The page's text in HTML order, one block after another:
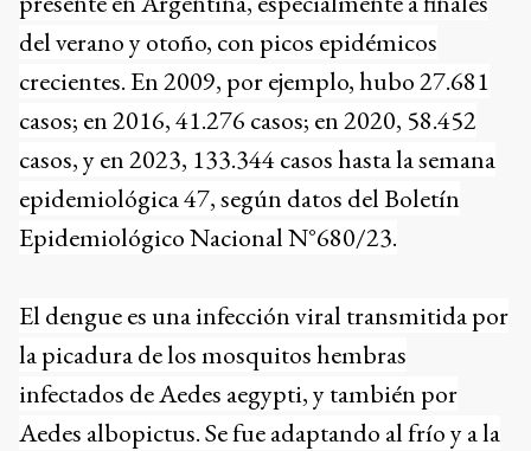
del verano y otoño, con picos epidémicos
crecientes. En 2009, por ejemplo, hubo 27.681
casos; en 2016, 41.276 casos; en 2020, 58.452
casos, y en 2023, 133.344 casos hasta la semana
epidemiológica 47, según datos del Boletín
Epidemiológico Nacional N°680/23.
El dengue es una infección viral transmitida por
la picadura de los mosquitos hembras
infectados de Aedes aegypti, y también por
Aedes albopictus. Se fue adaptando al frío y a la